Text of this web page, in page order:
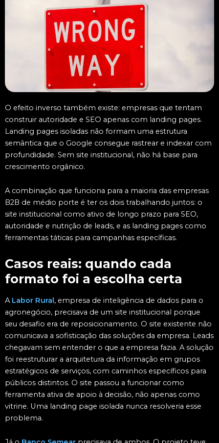
O efeito inverso também existe: empresas que tentam
construir autoridade e SEO apenas com landing pages.
Landing pages isoladas não formam uma estrutura
semântica que o Google consegue rastrear e indexar com
profundidade. Sem site institucional, não há base para
crescimento orgânico.
A combinação que funciona para a maioria das empresas
B2B de médio porte é ter os dois trabalhando juntos: o
site institucional como ativo de longo prazo para SEO,
autoridade e nutrição de leads, e as landing pages como
ferramentas táticas para campanhas específicas.
Casos reais: quando cada
formato foi a escolha certa
A Labor Rural, empresa de inteligência de dados para o
agronegócio, precisava de um site institucional porque
seu desafio era de reposicionamento. O site existente não
comunicava a sofisticação das soluções da empresa. Leads
chegavam sem entender o que a empresa fazia. A solução
foi reestruturar a arquitetura da informação em grupos
estratégicos de serviços, com caminhos específicos para
públicos distintos. O site passou a funcionar como
ferramenta ativa de apoio à decisão, não apenas como
vitrine. Uma landing page isolada nunca resolveria esse
problema.